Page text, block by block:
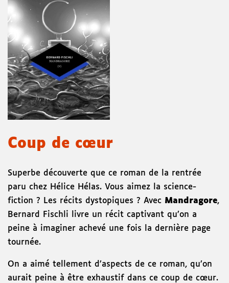
Coup de cœur
Superbe découverte que ce roman de la rentrée
paru chez Hélice Hélas. Vous aimez la science-
fiction ? Les récits dystopiques ? Avec Mandragore,
Bernard Fischli livre un récit captivant qu’on a
peine à imaginer achevé une fois la dernière page
tournée.
On a aimé tellement d’aspects de ce roman, qu’on
aurait peine à être exhaustif dans ce coup de cœur.